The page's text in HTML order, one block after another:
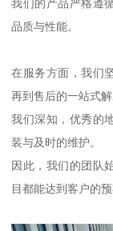
我们的产品严格遵
品质与性能。
在服务方面，我们
再到售后的一站式解
我们深知，优秀的
装与及时的维护。
因此，我们的团队
目都能达到客户的预